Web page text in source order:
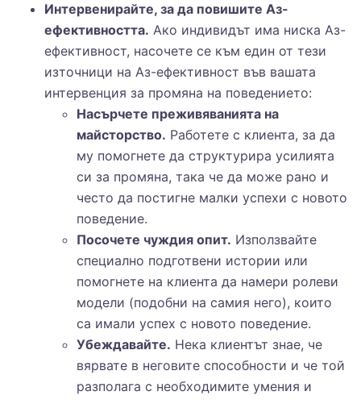
Интервенирайте, за да повишите Аз-
ефективността. Ако индивидът има ниска Аз-
ефективност, насочете се към един от тези
източници на Аз-ефективност във вашата
интервенция за промяна на поведението:
Насърчете преживяванията на
майсторство. Работете с клиента, за да
му помогнете да структурира усилията
си за промяна, така че да може рано и
често да постигне малки успехи с новото
поведение.
Посочете чуждия опит. Използвайте
специално подготвени истории или
помогнете на клиента да намери ролеви
модели (подобни на самия него), които
са имали успех с новото поведение.
Убеждавайте. Нека клиентът знае, че
вярвате в неговите способности и че той
разполага с необходимите умения и